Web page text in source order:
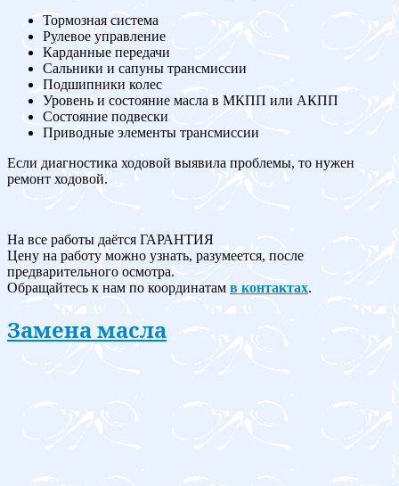
Тормозная система
Рулевое управление
Карданные передачи
Сальники и сапуны трансмиссии
Подшипники колес
Уровень и состояние масла в МКПП или АКПП
Состояние подвески
Приводные элементы трансмиссии
Если диагностика ходовой выявила проблемы, то нужен
ремонт ходовой.
На все работы даётся ГАРАНТИЯ
Цену на работу можно узнать, разумеется, после
предварительного осмотра.
Обращайтесь к нам по координатам в контактах.
Замена масла